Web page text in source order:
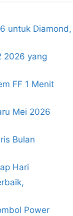
untuk Diamond,
2026 yang
FF 1 Menit
Mei 2026
Bulan
Hari
Power